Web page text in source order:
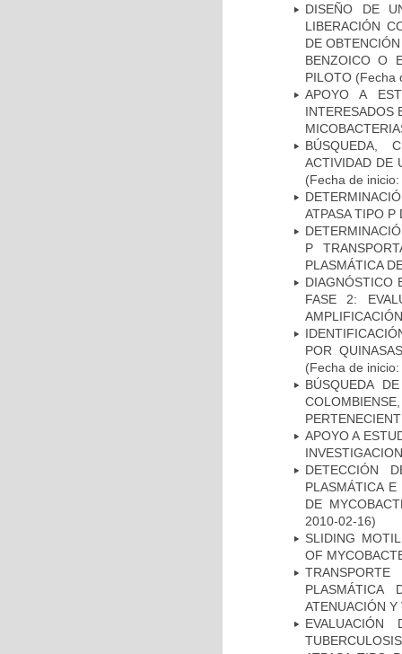
DISEÑO DE
LIBERACIÓN
DE
BENZOICO O
PILOTO (Fecha
APOYO A
INTERESADOS
BÚSQUEDA,
ACTIVIDAD DE
(Fecha de
ATPASA TIPO
P
PLASMÁTICA
DIAGNÓSTICO
FASE 2:
POR
(Fecha de
BÚSQUEDA
APOYO A
DETECCIÓN
PLASMÁTICA
DE
2010-02-16)
SLIDING
OF
PLASMÁTICA
ATENUACIÓN Y